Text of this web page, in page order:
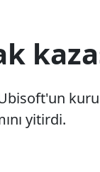
yitirdi.